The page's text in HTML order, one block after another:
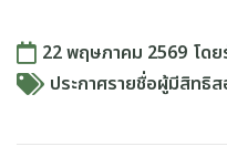
22 พฤษภาคม 2569 โดย
ประกาศรายชื่อผู้มีสิทธิ